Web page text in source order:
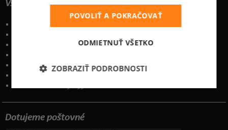
Všetko o nákupe
Osobné údaje
:
Dotujeme poštovné
POVOLIŤ A POKRAČOVAŤ
ODMIETNUŤ VŠETKO
ZOBRAZIŤ PODROBNOSTI